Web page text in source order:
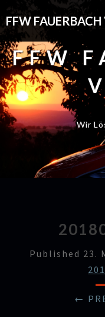
FFW FAUERBACH
FFW
Wir
Published 23.
←